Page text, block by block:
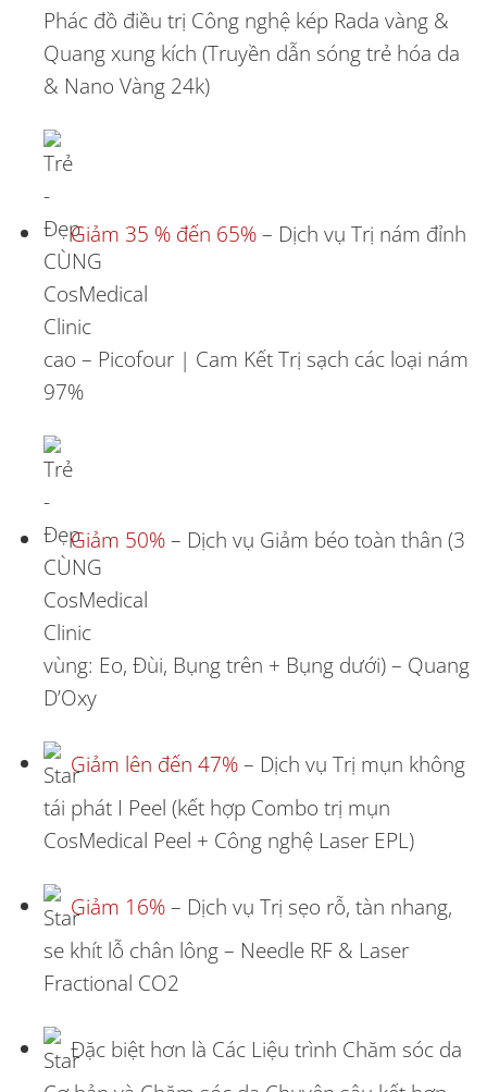
Phác đồ điều trị Công nghệ kép Rada vàng &
Quang xung kích (Truyền dẫn sóng trẻ hóa da
& Nano Vàng 24k)
Giảm 35 % đến 65%– Dịch vụ Trị nám đỉnh
cao – Picofour | Cam Kết Trị sạch các loại nám
97%
Giảm 50%– Dịch vụ Giảm béo toàn thân (3
vùng: Eo, Đùi, Bụng trên + Bụng dưới) – Quang
D’Oxy
Giảm lên đến 47%– Dịch vụ Trị mụn không
tái phát I Peel (kết hợp Combo trị mụn
CosMedical Peel + Công nghệ Laser EPL)
Giảm 16%– Dịch vụ Trị sẹo rỗ, tàn nhang,
se khít lỗ chân lông – Needle RF & Laser
Fractional CO2
Đặc biệt hơn là Các Liệu trình Chăm sóc da